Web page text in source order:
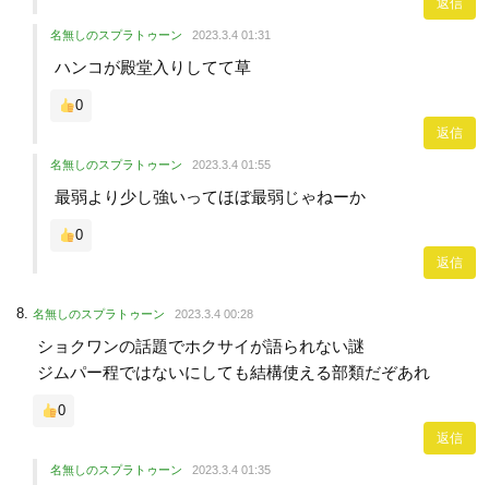
返信
名無しのスプラトゥーン 2023.3.4 01:31
ハンコが殿堂入りしてて草
0
返信
名無しのスプラトゥーン 2023.3.4 01:55
最弱より少し強いってほぼ最弱じゃねーか
0
返信
名無しのスプラトゥーン 2023.3.4 00:28
ショクワンの話題でホクサイが語られない謎
ジムパー程ではないにしても結構使える部類だぞあれ
0
返信
名無しのスプラトゥーン 2023.3.4 01:35